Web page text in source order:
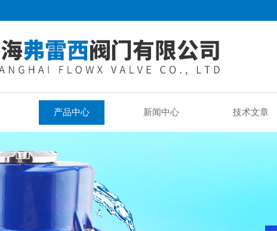
产品中心 新闻中心 技术文章